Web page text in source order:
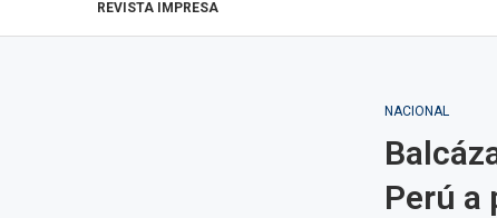
REVISTA IMPRESA
NACIONAL
Perú a